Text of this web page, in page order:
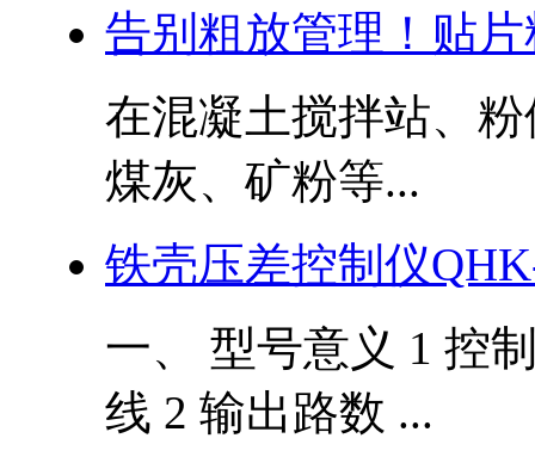
告别粗放管理！贴
在混凝土搅拌站、
煤灰、矿粉等...
铁壳压差控制仪
一、 型号意义 1 控
线 2 输出路数 ...